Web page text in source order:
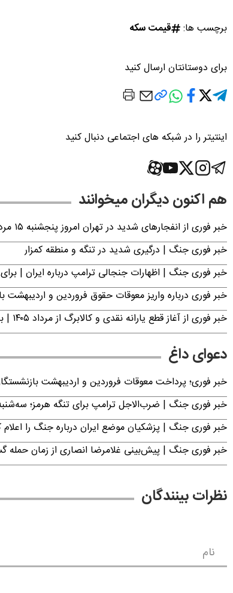
برچسب ها: قیمت سکه
برای دوستانتان ارسال کنید
اینتیتر را در شبکه های اجتماعی دنبال کنید
هم اکنون دیگران میخوانند
خبر فوری از انفجارهای شدید در تهران امروز پنجشنبه ۱۵ مرداد ۱۴۰۵
خبر فوری جنگ | درگیری شدید در تنگه و منطقه کمزار
خبر فوری جنگ | اظهارات جنجالی ترامپ درباره ایران |
خبر فوری درباره واریز معوقات حقوق فروردین و اردیبهشت
خبر فوری از آغاز قطع یارانه نقدی و کالابرگ از مرداد ۱۴۰۵ | برای اعتراض فقط تا این تاریخ مهلت دارید
دعوای داغ
خبر فوری؛ پرداخت معوقات فروردین و اردیبهشت
خبر فوری جنگ | ضرب‌الاجل ترامپ برای تنگه هرمز؛
خبر فوری جنگ | پزشکیان موضع ایران درباره جنگ را
خبر فوری جنگ | پیش‌بینی غلامرضا انصاری از زمان حمله
نظرات بینندگان
نام